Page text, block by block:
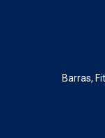
Barras,